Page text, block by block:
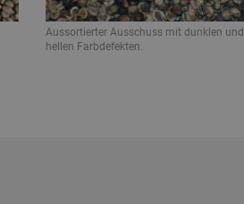
Aussortierter Ausschuss mit dunklen und
hellen Farbdefekten.